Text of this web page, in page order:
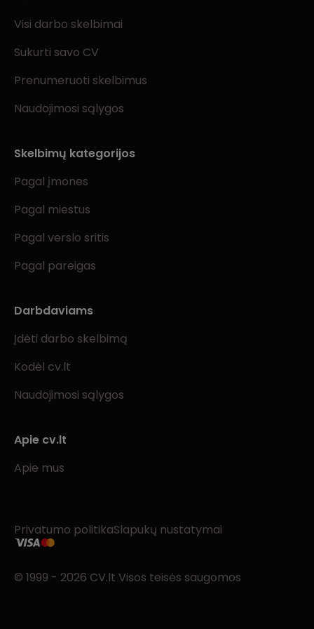
Visi darbo skelbimai
Sukurti savo CV
Prenumeruoti skelbimus
Naudojimosi sąlygos
Skelbimų kategorijos
Pagal įmones
Pagal miestus
Pagal verslo sritis
Pagal pareigas
Darbdaviams
Įdėti darbo skelbimą
Kodėl cv.lt
Naudojimosi sąlygos
Apie cv.lt
Apie mus
Privatumo politikaSlapukų nustatymai
© 1999 - 2026 CV.lt Visos teisės saugomos